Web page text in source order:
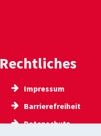
Rechtliches
Impressum
Barrierefreiheit
Datenschutz